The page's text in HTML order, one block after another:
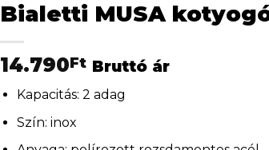
Bialetti MUSA
14.790Ft Bruttó ár
Kapacitás: 2 adag
Szín: inox